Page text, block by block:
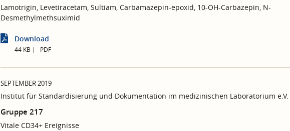
Lamotrigin, Levetiracetam, Sultiam, Carbamazepin-epoxid, 10-OH-Carbazepin, N-
Desmethylmethsuximid
Download
44 KB PDF
SEPTEMBER 2019
Institut für Standardisierung und Dokumentation im medizinischen Laboratorium e.V.
Gruppe 217
Vitale CD34+ Ereignisse